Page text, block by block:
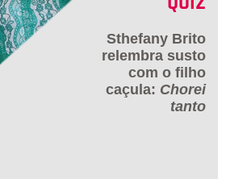
Sthefany Brito
relembra susto
com o filho
caçula: Chorei
tanto